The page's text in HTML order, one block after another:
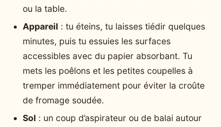
ou la table.
Appareil : tu éteins, tu laisses tiédir quelques
minutes, puis tu essuies les surfaces
accessibles avec du papier absorbant. Tu
mets les poêlons et les petites coupelles à
tremper immédiatement pour éviter la croûte
de fromage soudée.
Sol : un coup d’aspirateur ou de balai autour